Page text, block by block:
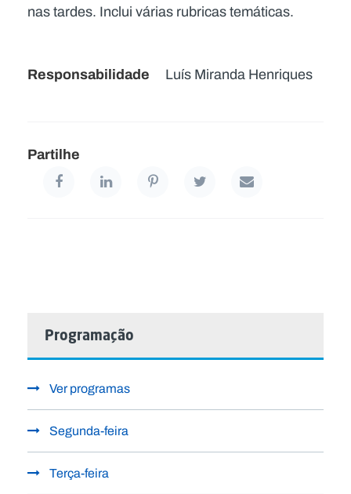
nas tardes. Inclui várias rubricas temáticas.
Responsabilidade Luís Miranda Henriques
Partilhe
Programação
Ver programas
Segunda-feira
Terça-feira